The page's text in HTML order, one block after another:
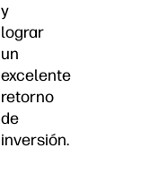
y
lograr
un
excelente
retorno
de
inversión.